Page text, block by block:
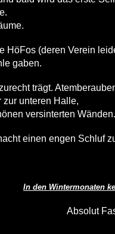
HöFos (deren Verein
gaben.
trägt.
unteren Halle,
versinterten Wänden.
einen engen Schluf
In den Wintermonaten
Absolut